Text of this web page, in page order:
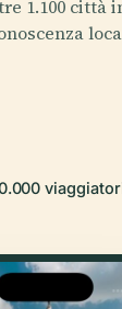
1.100 città